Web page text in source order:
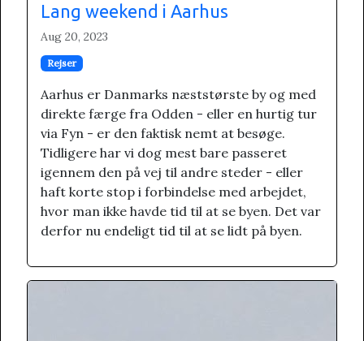
Lang weekend i Aarhus
Aug 20, 2023
Rejser
Aarhus er Danmarks næststørste by og med
direkte færge fra Odden - eller en hurtig tur
via Fyn - er den faktisk nemt at besøge.
Tidligere har vi dog mest bare passeret
igennem den på vej til andre steder - eller
haft korte stop i forbindelse med arbejdet,
hvor man ikke havde tid til at se byen. Det var
derfor nu endeligt tid til at se lidt på byen.